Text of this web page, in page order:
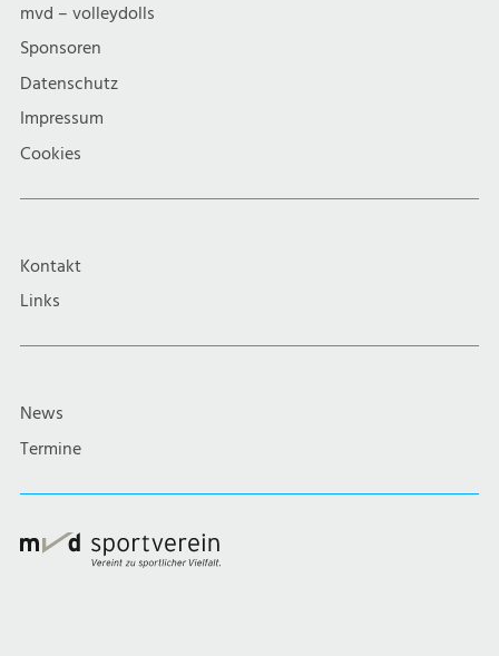
mvd – volleydolls
Sponsoren
Datenschutz
Impressum
Cookies
Kontakt
Links
News
Termine